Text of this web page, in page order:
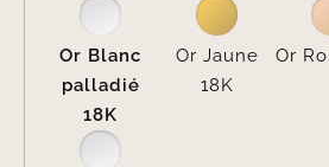
Or Blanc
palladié
18K
Or Jaune
18K
Or